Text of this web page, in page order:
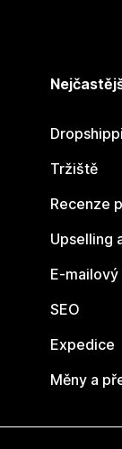
Tržiště
Recenze
Upselling
E-
SEO
Expedice
Měny a